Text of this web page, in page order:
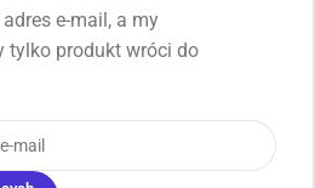
e-mail, a my
tylko produkt wróci do